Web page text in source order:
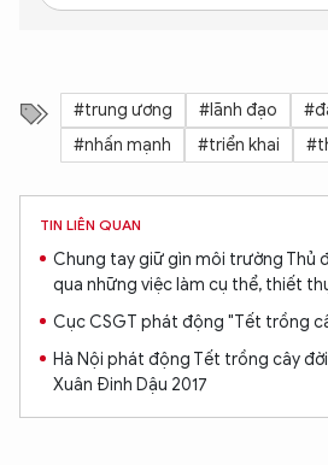
#trung ương #lãnh đạo
#nhấn mạnh
#triển khai
TIN LIÊN QUAN
Chung tay giữ gìn môi trường Thủ
qua những việc làm cụ thể, thiết
Cục CSGT phát động "Tết trồng
Hà Nội phát động Tết trồng cây
Xuân Đinh Dậu 2017